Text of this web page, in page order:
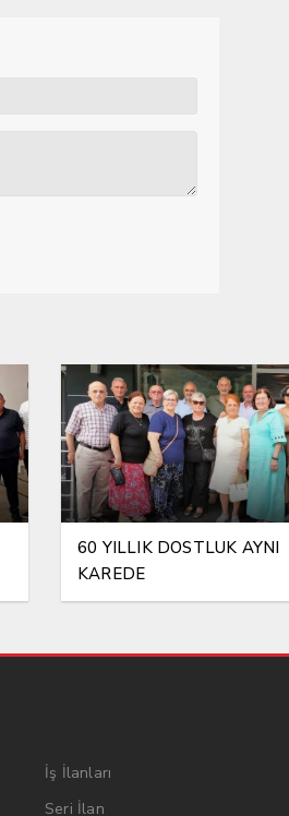
60 YILLIK DOSTLUK AYNI
KAREDE
İş İlanları
Seri İlan